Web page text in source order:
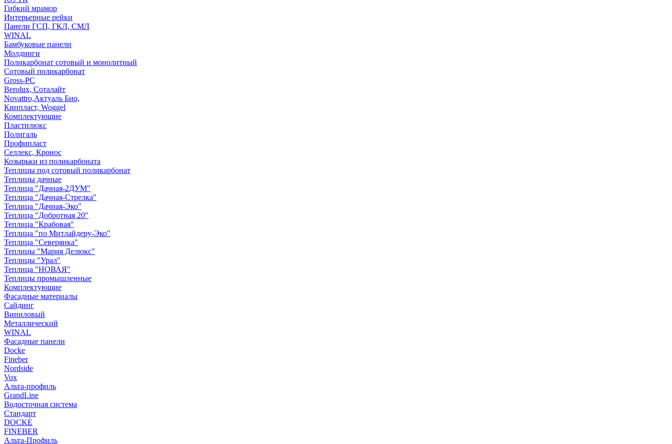
Гибкий мрамор
Интерьерные рейки
Панели ГСП, ГКЛ, СМЛ
WINAL
Бамбуковые панели
Молдинги
Поликарбонат сотовый и монолитный
Сотовый поликарбонат
Gross-PC
Berolux, Соталайт
Novattro,Актуаль Био,
Кинпласт, Woggel
Комплектующие
Пластилюкс
Полигаль
Профипласт
Селлекс, Кронос
Козырьки из поликарбоната
Теплицы под сотовый поликарбонат
Теплицы дачные
Теплица "Дачная-2ДУМ"
Теплица "Дачная-Стрелка"
Теплица "Дачная-Эко"
Теплица "Добротная 20"
Теплица "Крабовая"
Теплица "по Митлайдеру-Эко"
Теплица "Северянка"
Теплицы "Мария Делюкс"
Теплицы "Урал"
Теплица "НОВАЯ"
Теплицы промышленные
Комплектующие
Фасадные материалы
Сайдинг
Виниловый
Металлический
WINAL
Фасадные панели
Docke
Fineber
Nordside
Vox
Альта-профиль
GrandLine
Водосточная система
Стандарт
DOCKE
FINEBER
Альта-Профиль